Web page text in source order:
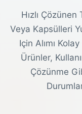
Hızlı
Veya Kapsülleri
Için Alımı
Ürünler,
Çözünme